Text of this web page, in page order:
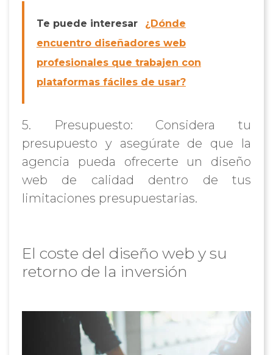
Te puede interesar
¿Dónde
encuentro diseñadores web
profesionales que trabajen con
plataformas fáciles de usar?
5. Presupuesto: Considera tu
presupuesto y asegúrate de que la
agencia pueda ofrecerte un diseño
web de calidad dentro de tus
limitaciones presupuestarias.
El coste del diseño web y su
retorno de la inversión